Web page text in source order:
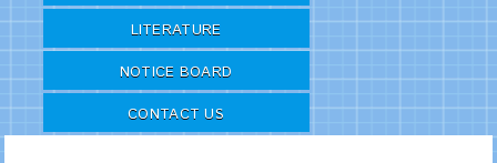
LITERATURE
NOTICE BOARD
CONTACT US